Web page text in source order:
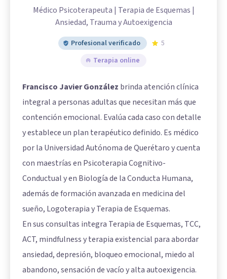
Médico Psicoterapeuta | Terapia de Esquemas |
Ansiedad, Trauma y Autoexigencia
Profesional verificado
5
Terapia online
Francisco Javier González brinda atención clínica
integral a personas adultas que necesitan más que
contención emocional. Evalúa cada caso con detalle
y establece un plan terapéutico definido. Es médico
por la Universidad Autónoma de Querétaro y cuenta
con maestrías en Psicoterapia Cognitivo-
Conductual y en Biología de la Conducta Humana,
además de formación avanzada en medicina del
sueño, Logoterapia y Terapia de Esquemas.
En sus consultas integra Terapia de Esquemas, TCC,
ACT, mindfulness y terapia existencial para abordar
ansiedad, depresión, bloqueo emocional, miedo al
abandono, sensación de vacío y alta autoexigencia.